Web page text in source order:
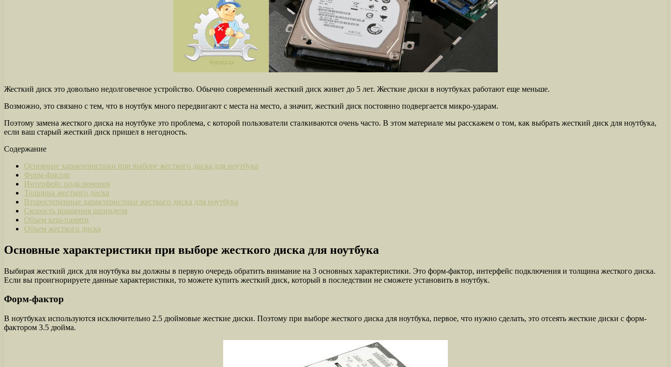
Жесткий диск это довольно недолговечное устройство. Обычно современный жесткий диск живет до 5 лет. Жесткие диски в ноутбуках работают еще меньше.
Возможно, это связано с тем, что в ноутбук много передвигают с места на место, а значит, жесткий диск постоянно подвергается микро-ударам.
Поэтому замена жесткого диска на ноутбуке это проблема, с которой пользователи сталкиваются очень часто. В этом материале мы расскажем о том, как выбрать жесткий диск для ноутбука,
если ваш старый жесткий диск пришел в негодность.
Содержание
Основные характеристики при выборе жесткого диска для ноутбука
Форм-фактор
Интерфейс подключения
Толщина жесткого диска
Второстепенные характеристики жесткого диска для ноутбука
Скорость вращения шпинделя
Объем кеш-памяти
Объем жесткого диска
Основные характеристики при выборе жесткого диска для ноутбука
Выбирая жесткий диск для ноутбука вы должны в первую очередь обратить внимание на 3 основных характеристики. Это форм-фактор, интерфейс подключения и толщина жесткого диска.
Если вы проигнорируете данные характеристики, то можете купить жесткий диск, который в последствии не сможете установить в ноутбук.
Форм-фактор
В ноутбуках используются исключительно 2.5 дюймовые жесткие диски. Поэтому при выборе жесткого диска для ноутбука, первое, что нужно сделать, это отсеять жесткие диски с форм-
фактором 3.5 дюйма.